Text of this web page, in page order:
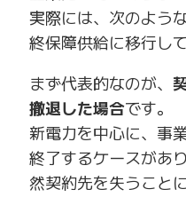
実際には、次のよう
終保障供給に移行し
まず代表的なのが、
撤退した場合です。
新電力を中心に、事
終了するケースがあ
然契約先を失うこと